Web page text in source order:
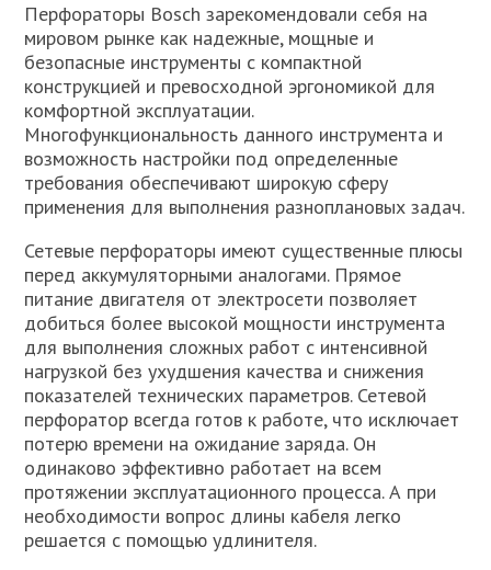
Перфораторы Bosch зарекомендовали себя на
мировом рынке как надежные, мощные и
безопасные инструменты с компактной
конструкцией и превосходной эргономикой для
комфортной эксплуатации.
Многофункциональность данного инструмента и
возможность настройки под определенные
требования обеспечивают широкую сферу
применения для выполнения разноплановых задач.
Сетевые перфораторы имеют существенные плюсы
перед аккумуляторными аналогами. Прямое
питание двигателя от электросети позволяет
добиться более высокой мощности инструмента
для выполнения сложных работ с интенсивной
нагрузкой без ухудшения качества и снижения
показателей технических параметров. Сетевой
перфоратор всегда готов к работе, что исключает
потерю времени на ожидание заряда. Он
одинаково эффективно работает на всем
протяжении эксплуатационного процесса. А при
необходимости вопрос длины кабеля легко
решается с помощью удлинителя.